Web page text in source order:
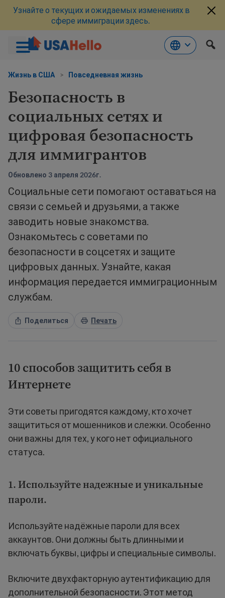
Узнайте о текущих и ожидаемых изменениях в
сфере иммиграции здесь.
Жизнь в США > Повседневная жизнь
Безопасность в
социальных сетях и
цифровая безопасность
для иммигрантов
Обновлено 3 апреля 2026г.
Социальные сети помогают оставаться на
связи с семьей и друзьями, а также
заводить новые знакомства.
Ознакомьтесь с советами по
безопасности в соцсетях и защите
цифровых данных. Узнайте, какая
информация передается иммиграционным
службам.
Поделиться Печать
10 способов защитить себя в
Интернете
Эти советы пригодятся каждому, кто хочет
защититься от мошенников и слежки. Особенно
они важны для тех, у кого нет официального
статуса.
1. Используйте надежные и уникальные
пароли.
Используйте надёжные пароли для всех
аккаунтов. Они должны быть длинными и
включать буквы, цифры и специальные символы.
Включите двухфакторную аутентификацию для
дополнительной безопасности. Этот метод